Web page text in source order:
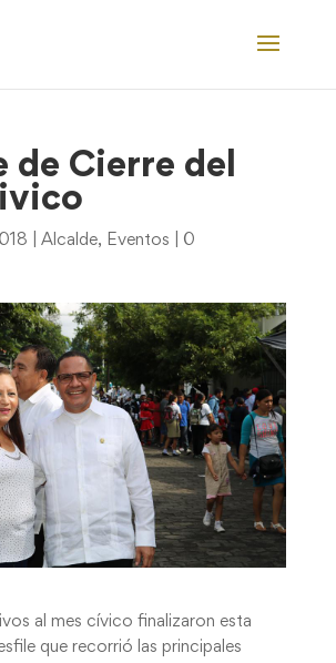
de Cierre del
Alcalde, Eventos
0
al mes cívico finalizaron esta
que recorrió las principales